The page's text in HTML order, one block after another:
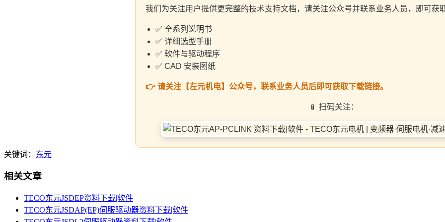
我们为关注用户提供更完整的技术支持文档，请关注公众号并联系业务人员，即可获
✅ 全系列说明书
✅ 详细选型手册
✅ 软件与驱动程序
✅ CAD 安装图纸
👉 请关注【左元机电】公众号，联系业务人员后即可获取下载链接。
📱 扫码关注：
关键词： 东元
相关文章
TECO东元JSDEP资料下载|软件
TECO东元JSDAP(EP)伺服驱动器资料下载|软件